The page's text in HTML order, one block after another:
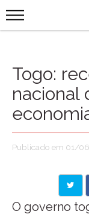
Togo:
nacional
Publicado em 01/
O governo